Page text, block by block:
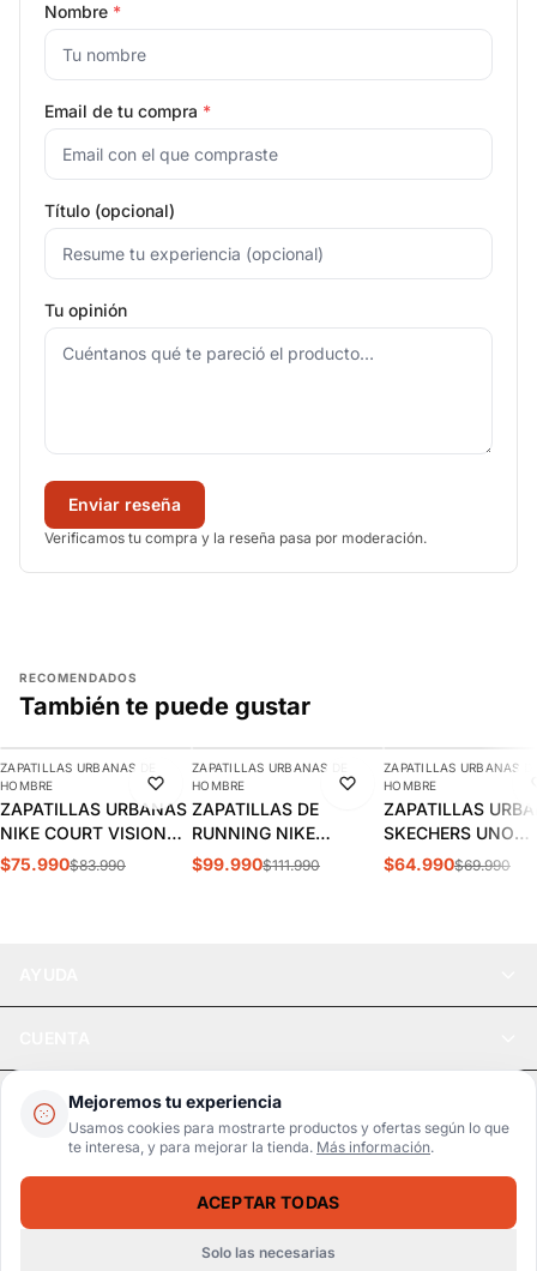
Mejoremos tu experiencia
Usamos cookies para mostrarte productos y ofertas según lo que
te interesa, y para mejorar la tienda. Más información.
ACEPTAR TODAS
Solo las necesarias
Nombre *
Email de tu compra *
Título (opcional)
Tu opinión
Enviar reseña
Verificamos tu compra y la reseña pasa por moderación.
RECOMENDADOS
También te puede gustar
-10%
AGREGAR
ZAPATILLAS URBANAS DE
HOMBRE
ZAPATILLAS URBANAS
NIKE COURT VISION
LOW HOMBRE |
$75.990$83.990
-11%
AGREGAR
ZAPATILLAS URBANAS DE
HOMBRE
ZAPATILLAS DE
RUNNING NIKE
INITIATOR HOMBRE |
$99.990$111.990
-7%
ZAPATILLAS URBANAS
HOMBRE
ZAPATILLAS
SKECHERS UNO
STAND HOMBRE |
$64.990$69.990
ZAPATILLAS URBANAS CIRCA 211BOLD HOMBRE 13221
LEGAL
Pago seguro SSL / Datos protegidos
Realsport © 2026
WebPay MercadoPago Tarjetas